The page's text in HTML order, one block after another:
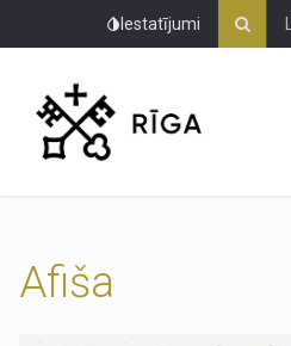
Iestatījumi
Afiša